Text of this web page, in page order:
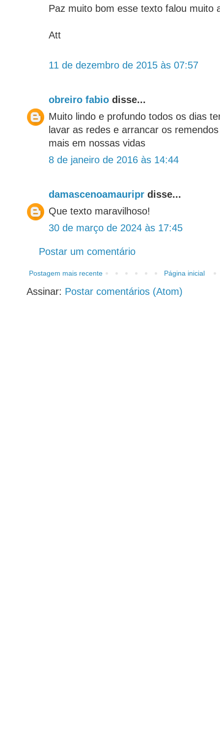
Paz muito bom esse texto falou muito
Att
11 de dezembro de 2015 às 07:57
obreiro fabio disse...
Muito lindo e profundo todos os dias
lavar as redes e arrancar os
mais em nossas vidas
8 de janeiro de 2016 às 14:44
damascenoamauripr disse...
Que texto maravilhoso!
30 de março de 2024 às 17:45
Postar um comentário
Postagem mais recente Página inicial
Assinar: Postar comentários (Atom)